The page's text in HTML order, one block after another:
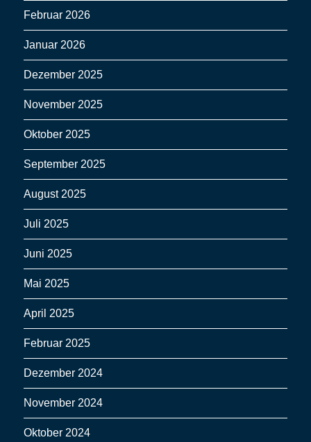
Februar 2026
Januar 2026
Dezember 2025
November 2025
Oktober 2025
September 2025
August 2025
Juli 2025
Juni 2025
Mai 2025
April 2025
Februar 2025
Dezember 2024
November 2024
Oktober 2024